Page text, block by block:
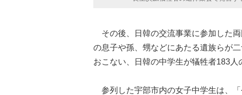
その後、日韓の交流事業に参加した
の息子や孫、甥などにあたる遺族らが
おこない、日韓の中学生が犠牲者183人
参列した宇部市内の女子中学生は、